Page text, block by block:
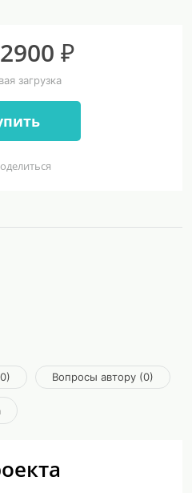
2900 ₽
загрузка
Вопросы автору (0)